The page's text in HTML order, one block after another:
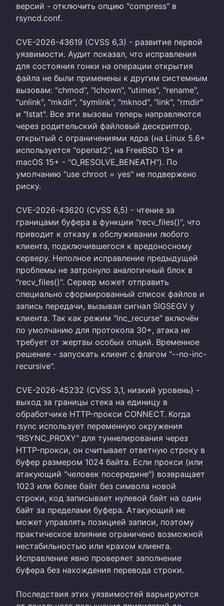
версий - отключить опцию "compress" в
rsyncd.conf.
CVE-2026-43619 (CVSS 6,3) - развитие первой
уязвимости. Аудит показал, что исправления
для состояния гонки на операции открытия
файла не были применены к другим системным
вызовам: "chmod", "lchown", "utimes", "rename",
"unlink", "mkdir", "symlink", "mknod", "link", "rmdir"
и "lstat". Все эти вызовы теперь направляются
через родительский файловый дескриптор,
открытый с ограничениями ядра (на Linux 5.6+
используется "openat2", на FreeBSD 13+ и
macOS 15+ - "O_RESOLVE_BENEATH"). По
умолчанию "use chroot = yes" не подвержено
риску.
CVE-2026-43620 (CVSS 6,5) - чтение за
границами буфера в функции "recv_files()", что
приводит к отказу в обслуживании любого
клиента, подключившегося к вредоносному
серверу. Неполное исправление предыдущей
проблемы не затронуло аналогичный блок в
"recv_files()". Сервер может отправить
специально сформированный список файлов и
запись передачи, вызывая сигнал SIGSEGV у
клиента. Так как режим "inc_recurse" включён
по умолчанию для протокола 30+, атака не
требует от жертвы особых опций. Временное
решение - запускать клиент с флагом "--no-inc-
recursive".
CVE-2026-45232 (CVSS 3,1, низкий уровень) -
выход за границы стека на единицу в
обработчике HTTP-прокси CONNECT. Когда
rsync использует переменную окружения
"RSYNC_PROXY" для туннелирования через
HTTP-прокси, он считывает ответную строку в
буфер размером 1024 байта. Если прокси (или
атакующий "человек посередине") возвращает
1023 или более байт без символа новой
строки, код записывает нулевой байт на один
байт за пределами буфера. Атакующий не
может управлять позицией записи, поэтому
практическое влияние ограничено возможной
нестабильностью или крахом клиента.
Исправление явно проверяет заполнение
буфера без нахождения перевода строки.
Последствия этих уязвимостей варьируются